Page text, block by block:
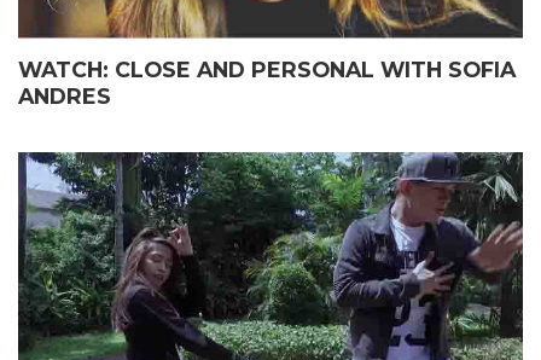
WATCH: CLOSE AND PERSONAL WITH SOFIA
ANDRES